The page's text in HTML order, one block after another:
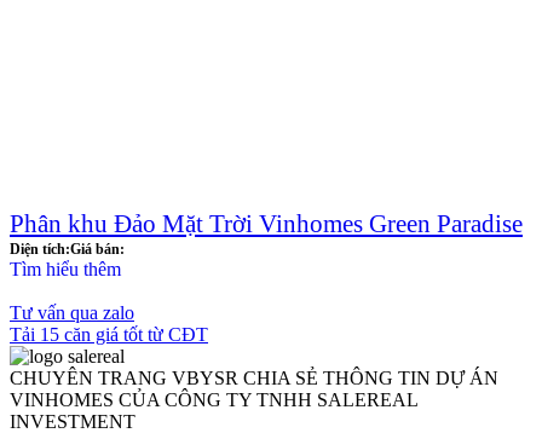
Phân khu Đảo Mặt Trời Vinhomes Green Paradise
Diện tích:Giá bán:
Tìm hiểu thêm
Tư vấn qua zalo
Tải 15 căn giá tốt từ CĐT
CHUYÊN TRANG VBYSR CHIA SẺ THÔNG TIN DỰ ÁN
VINHOMES CỦA CÔNG TY TNHH SALEREAL
INVESTMENT